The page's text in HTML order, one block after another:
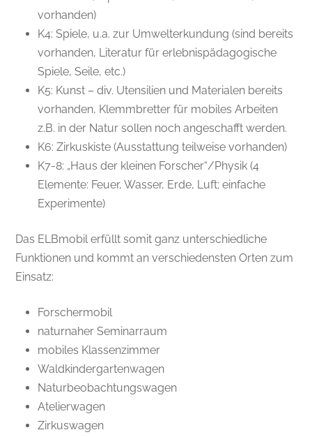
vorhanden)
K4: Spiele, u.a. zur Umwelterkundung (sind bereits
vorhanden, Literatur für erlebnispädagogische
Spiele, Seile, etc.)
K5: Kunst – div. Utensilien und Materialen bereits
vorhanden, Klemmbretter für mobiles Arbeiten
z.B. in der Natur sollen noch angeschafft werden.
K6: Zirkuskiste (Ausstattung teilweise vorhanden)
K7-8: „Haus der kleinen Forscher“/Physik (4
Elemente: Feuer, Wasser, Erde, Luft; einfache
Experimente)
Das ELBmobil erfüllt somit ganz unterschiedliche
Funktionen und kommt an verschiedensten Orten zum
Einsatz:
Forschermobil
naturnaher Seminarraum
mobiles Klassenzimmer
Waldkindergartenwagen
Naturbeobachtungswagen
Atelierwagen
Zirkuswagen